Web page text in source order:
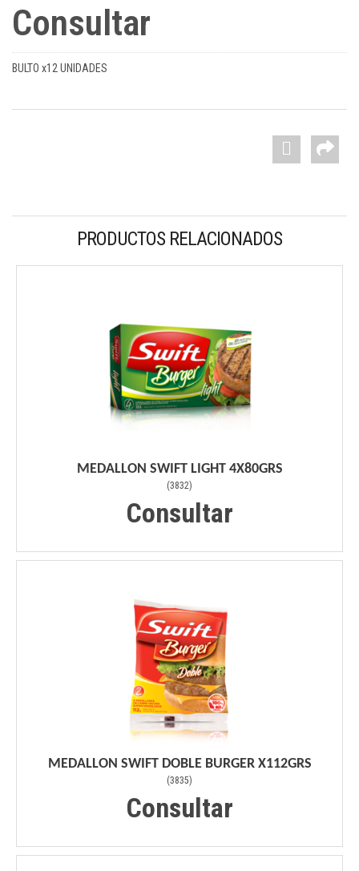
Consultar
BULTO x12 UNIDADES
PRODUCTOS RELACIONADOS
MEDALLON SWIFT LIGHT 4X80GRS
(3832)
Consultar
MEDALLON SWIFT DOBLE BURGER X112GRS
(3835)
Consultar